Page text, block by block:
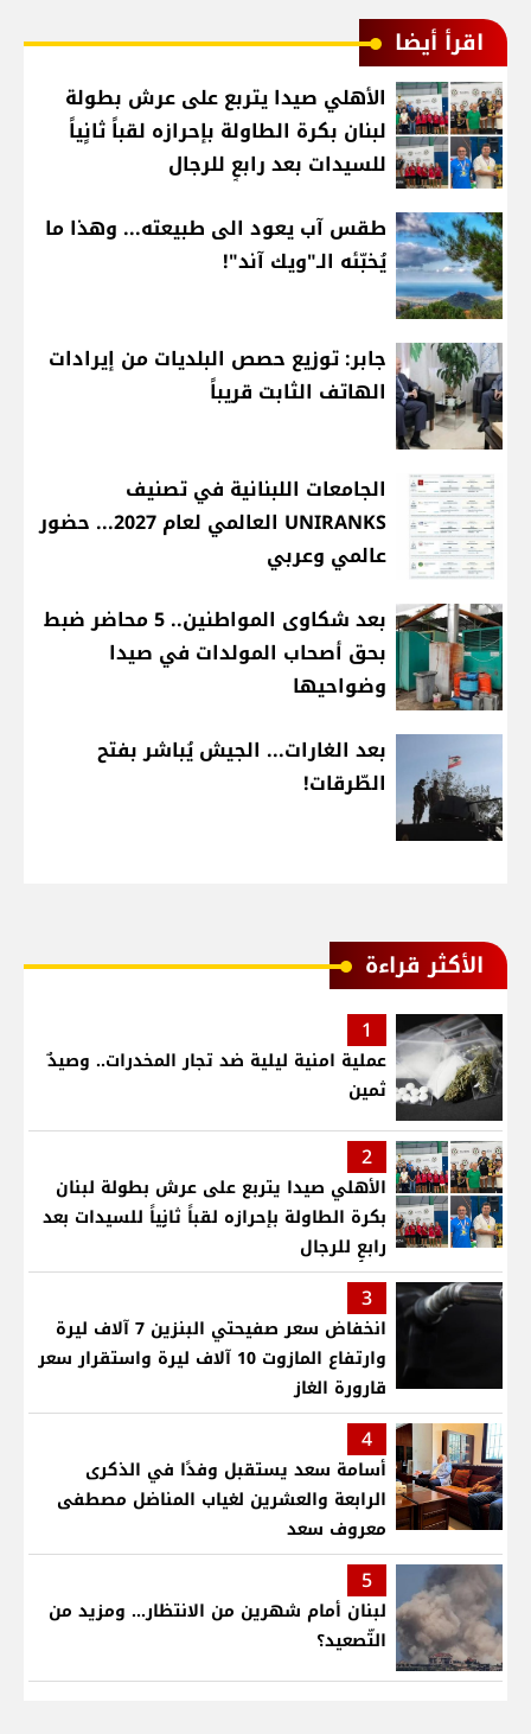
اقرأ أيضا
الأهلي صيدا يتربع على عرش بطولة
لبنان بكرة الطاولة بإحرازه لقباً ثانٍياً
للسيدات بعد رابعٍ للرجال
طقس آب يعود الى طبيعته... وهذا ما
يُخبّئه الـ"ويك آند"!
جابر: توزيع حصص البلديات من إيرادات
الهاتف الثابت قريباً
الجامعات اللبنانية في تصنيف
UNIRANKS العالمي لعام 2027... حضور
عالمي وعربي
بعد شكاوى المواطنين.. 5 محاضر ضبط
بحق أصحاب المولدات في صيدا
وضواحيها
بعد الغارات... الجيش يُباشر بفتح
الطّرقات!
الأكثر قراءة
1
عملية امنية ليلية ضد تجار المخدرات.. وصيدٌ
ثمين
2
الأهلي صيدا يتربع على عرش بطولة لبنان
بكرة الطاولة بإحرازه لقباً ثانٍياً للسيدات بعد
رابعٍ للرجال
3
انخفاض سعر صفيحتي البنزين 7 آلاف ليرة
وارتفاع المازوت 10 آلاف ليرة واستقرار سعر
قارورة الغاز
4
أسامة سعد يستقبل وفدًا في الذكرى
الرابعة والعشرين لغياب المناضل مصطفى
معروف سعد
5
لبنان أمام شهرين من الانتظار... ومزيد من
التّصعيد؟